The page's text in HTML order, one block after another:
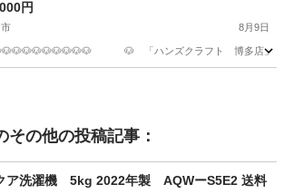
ル円
8月9日
🐶 「ハンズクラフト 博多店」 🐶
その他の投稿記事：
ア洗濯機 5kg 2022年製 AQWーS5E2 送料